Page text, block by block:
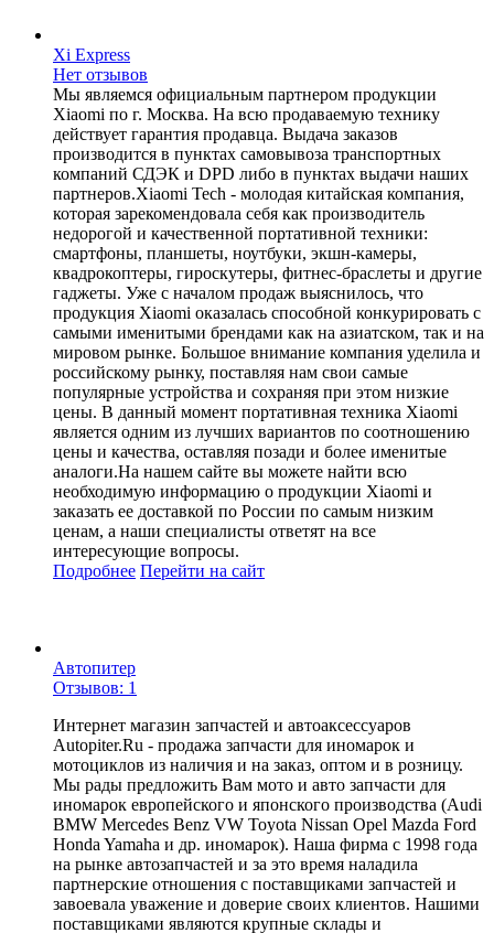
Xi Express
Нет отзывов
Мы являемся официальным партнером продукции
Xiaomi по г. Москва. На всю продаваемую технику
действует гарантия продавца. Выдача заказов
производится в пунктах самовывоза транспортных
компаний СДЭК и DPD либо в пунктах выдачи наших
партнеров.Xiaomi Tech - молодая китайская компания,
которая зарекомендовала себя как производитель
недорогой и качественной портативной техники:
смартфоны, планшеты, ноутбуки, экшн-камеры,
квадрокоптеры, гироскутеры, фитнес-браслеты и другие
гаджеты. Уже с началом продаж выяснилось, что
продукция Xiaomi оказалась способной конкурировать с
самыми именитыми брендами как на азиатском, так и на
мировом рынке. Большое внимание компания уделила и
российскому рынку, поставляя нам свои самые
популярные устройства и сохраняя при этом низкие
цены. В данный момент портативная техника Xiaomi
является одним из лучших вариантов по соотношению
цены и качества, оставляя позади и более именитые
аналоги.На нашем сайте вы можете найти всю
необходимую информацию о продукции Xiaomi и
заказать ее доставкой по России по самым низким
ценам, а наши специалисты ответят на все
интересующие вопросы.
Подробнее Перейти на сайт
Автопитер
Отзывов: 1
Интернет магазин запчастей и автоаксессуаров
Autopiter.Ru - продажа запчасти для иномарок и
мотоциклов из наличия и на заказ, оптом и в розницу.
Мы рады предложить Вам мото и авто запчасти для
иномарок европейского и японского производства (Audi
BMW Mercedes Benz VW Toyota Nissan Opel Mazda Ford
Honda Yamaha и др. иномарок). Наша фирма с 1998 года
на рынке автозапчастей и за это время наладила
партнерские отношения с поставщиками запчастей и
завоевала уважение и доверие своих клиентов. Нашими
поставщиками являются крупные склады и